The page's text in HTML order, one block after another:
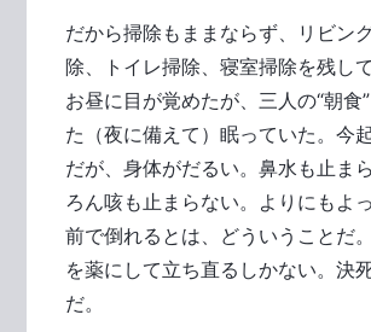
だから掃除もままならず、リビン
除、トイレ掃除、寝室掃除を残し
お昼に目が覚めたが、三人の“朝食
た（夜に備えて）眠っていた。今
だが、身体がだるい。鼻水も止ま
ろん咳も止まらない。よりにもよ
前で倒れるとは、どういうことだ
を薬にして立ち直るしかない。決
だ。